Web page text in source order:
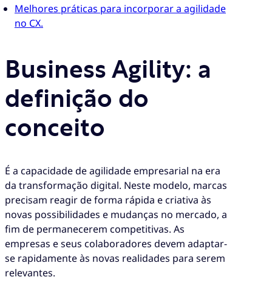
Melhores práticas para incorporar a agilidade
no CX.
Business Agility: a
definição do
conceito
É a capacidade de agilidade empresarial na era
da transformação digital. Neste modelo, marcas
precisam reagir de forma rápida e criativa às
novas possibilidades e mudanças no mercado, a
fim de permanecerem competitivas. As
empresas e seus colaboradores devem adaptar-
se rapidamente às novas realidades para serem
relevantes.